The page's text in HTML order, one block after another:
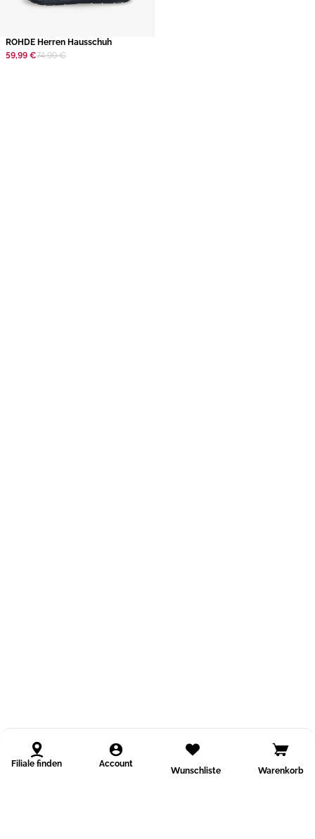
ROHDE Herren Hausschuh
59,99 €74,99 €
Filiale finden Account
Wunschliste Warenkorb